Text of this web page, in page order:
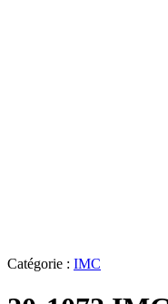
Catégorie : IMC